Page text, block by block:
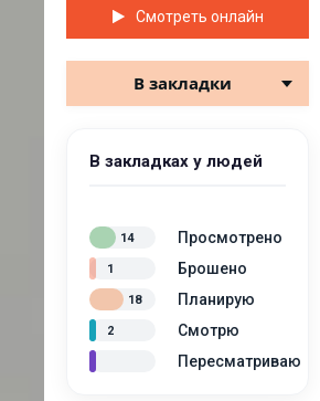
Смотреть онлайн
В закладки
В закладках у людей
Просмотрено
14
Брошено
1
Планирую
18
Смотрю
2
Пересматриваю